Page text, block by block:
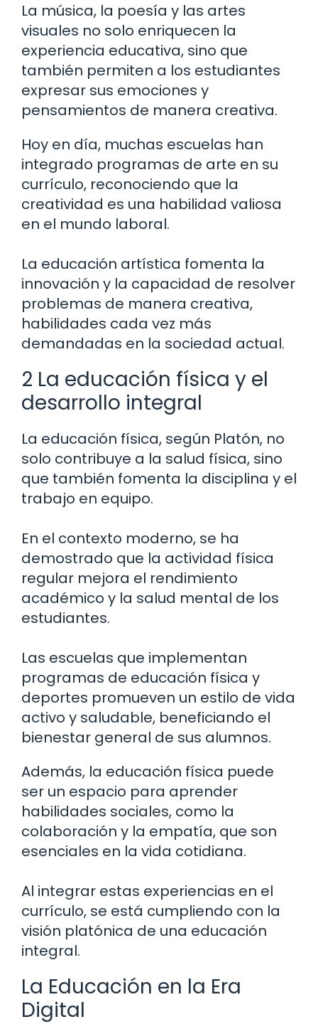
La música, la poesía y las artes
visuales no solo enriquecen la
experiencia educativa, sino que
también permiten a los estudiantes
expresar sus emociones y
pensamientos de manera creativa.
Hoy en día, muchas escuelas han
integrado programas de arte en su
currículo, reconociendo que la
creatividad es una habilidad valiosa
en el mundo laboral.
La educación artística fomenta la
innovación y la capacidad de resolver
problemas de manera creativa,
habilidades cada vez más
demandadas en la sociedad actual.
2 La educación física y el
desarrollo integral
La educación física, según Platón, no
solo contribuye a la salud física, sino
que también fomenta la disciplina y el
trabajo en equipo.
En el contexto moderno, se ha
demostrado que la actividad física
regular mejora el rendimiento
académico y la salud mental de los
estudiantes.
Las escuelas que implementan
programas de educación física y
deportes promueven un estilo de vida
activo y saludable, beneficiando el
bienestar general de sus alumnos.
Además, la educación física puede
ser un espacio para aprender
habilidades sociales, como la
colaboración y la empatía, que son
esenciales en la vida cotidiana.
Al integrar estas experiencias en el
currículo, se está cumpliendo con la
visión platónica de una educación
integral.
La Educación en la Era
Digital